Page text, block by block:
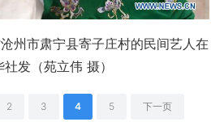
市肃宁县寄子庄村的民间艺人在
发（苑立伟 摄）
2 3 4 5 下一页